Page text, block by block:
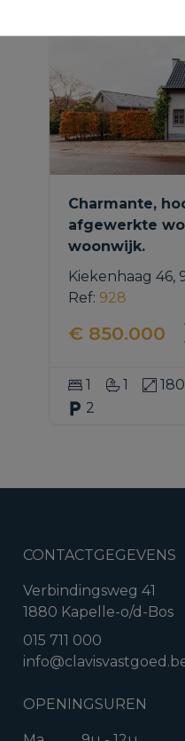
Charmante,
afgewerkte
woonwijk.
Kiekenhaag 46,
Ref: 928
€ 850.000
1 1
2
CONTACTGEGEVENS
Verbindingsweg 41
1880 Kapelle-o/d-Bos
015 711 000
OPENINGSUREN